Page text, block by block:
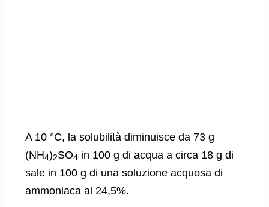
A 10 °C, la solubilità diminuisce da 73 g
(NH4)2SO4 in 100 g di acqua a circa 18 g di
sale in 100 g di una soluzione acquosa di
ammoniaca al 24,5%.